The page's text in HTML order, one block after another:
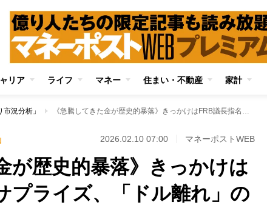
リア ライフ マネー 住まい・不動産 家計
況分析」 《急騰してきた金が歴史的暴落》きっかけはFRB議長指名のサプライズ、「ドル離れ」の懸念後退で過剰流入した資金が巻き戻し 金が「安全資産」の枠を越え「投機対象」としての値動きに
2026.02.10 07:00 マネーポストWEB
が歴史的暴落》きっかけは
プライズ、「ドル離れ」の